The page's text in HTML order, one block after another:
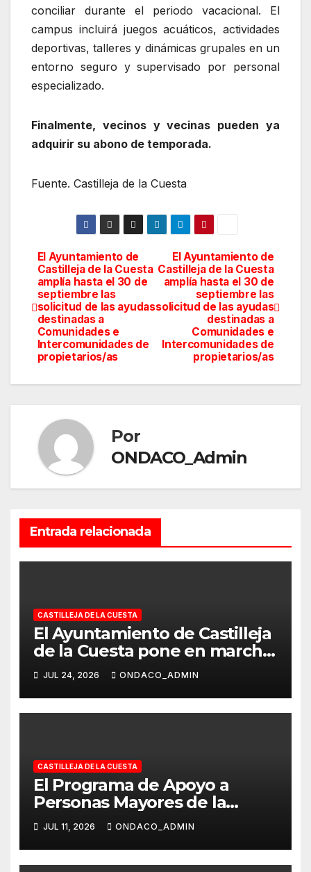
conciliar durante el periodo vacacional. El
campus incluirá juegos acuáticos, actividades
deportivas, talleres y dinámicas grupales en un
entorno seguro y supervisado por personal
especializado.
Finalmente, vecinos y vecinas pueden ya
adquirir su abono de temporada.
Fuente. Castilleja de la Cuesta
Navegación
de
entradas
El Ayuntamiento de
Castilleja de la Cuesta
amplía hasta el 30 de
septiembre las
solicitud de las ayudas
destinadas a
Comunidades e
Intercomunidades de
propietarios/as
El Ayuntamiento de
Castilleja de la Cuesta
amplía hasta el 30 de
septiembre las
solicitud de las ayudas
destinadas a
Comunidades e
Intercomunidades de
propietarios/as
Por
ONDACO_Admin
Entrada relacionada
CASTILLEJA DE LA CUESTA
El Ayuntamiento de Castilleja
de la Cuesta pone en marcha
la Escuela de Verano ‘Concilia
en Igualdad’ para niños y
niñas de 4 a 11 años, hasta el 4
JUL 24, 2026 ONDACO_ADMIN
CASTILLEJA DE LA CUESTA
El Programa de Apoyo a
Personas Mayores de la
Policía Local cumple una
década de servicio público
velando por su seguridad y
JUL 11, 2026 ONDACO_ADMIN